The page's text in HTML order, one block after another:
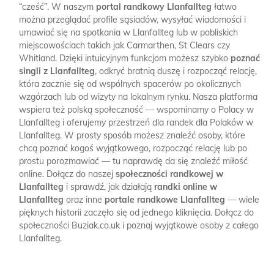
“cześć”. W naszym portal randkowy Llanfallteg łatwo
można przeglądać profile sąsiadów, wysyłać wiadomości i
umawiać się na spotkania w Llanfallteg lub w pobliskich
miejscowościach takich jak Carmarthen, St Clears czy
Whitland. Dzięki intuicyjnym funkcjom możesz szybko poznać
singli z Llanfallteg, odkryć bratnią duszę i rozpocząć relację,
która zacznie się od wspólnych spacerów po okolicznych
wzgórzach lub od wizyty na lokalnym rynku. Nasza platforma
wspiera też polską społeczność — wspominamy o Polacy w
Llanfallteg i oferujemy przestrzeń dla randek dla Polaków w
Llanfallteg. W prosty sposób możesz znaleźć osoby, które
chcą poznać kogoś wyjątkowego, rozpocząć relację lub po
prostu porozmawiać — tu naprawdę da się znaleźć miłość
online. Dołącz do naszej społeczności randkowej w
Llanfallteg i sprawdź, jak działają randki online w
Llanfallteg oraz inne portale randkowe Llanfallteg — wiele
pięknych historii zaczęło się od jednego kliknięcia. Dołącz do
społeczności Buziak.co.uk i poznaj wyjątkowe osoby z całego
Llanfallteg.